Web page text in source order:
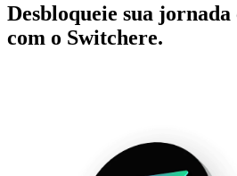
Desbloqueie sua
com o Switchere.